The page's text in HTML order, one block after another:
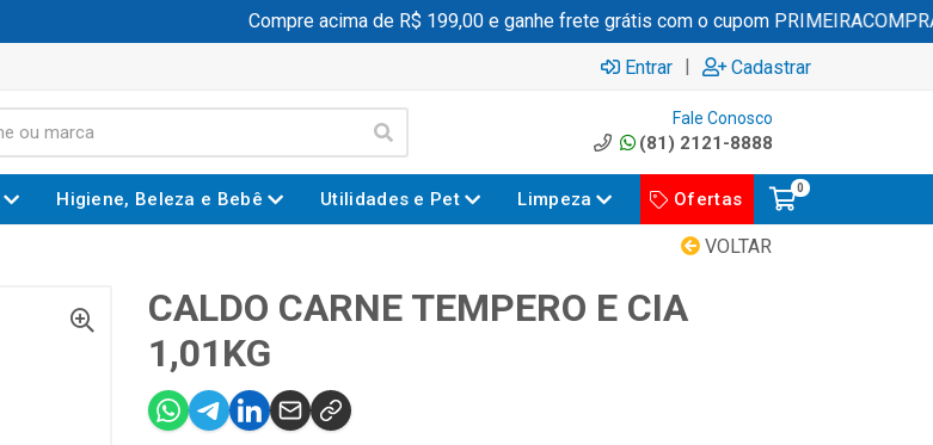
Compre acima de R$ 199,00 e ganhe frete grátis com o cupom PRIMEIRACOMPRA
Entrar | Cadastrar
Fale Conosco
(81) 2121-8888
Higiene, Beleza e Bebê Utilidades e Pet Limpeza Ofertas
0
VOLTAR
CALDO CARNE TEMPERO E CIA
1,01KG